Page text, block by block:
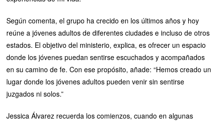
Según comenta, el grupo ha crecido en los últimos años y hoy
reúne a jóvenes adultos de diferentes ciudades e incluso de otros
estados. El objetivo del ministerio, explica, es ofrecer un espacio
donde los jóvenes puedan sentirse escuchados y acompañados
en su camino de fe. Con ese propósito, añade: “Hemos creado un
lugar donde los jóvenes adultos pueden venir sin sentirse
juzgados ni solos.”
Jessica Álvarez recuerda los comienzos, cuando en algunas